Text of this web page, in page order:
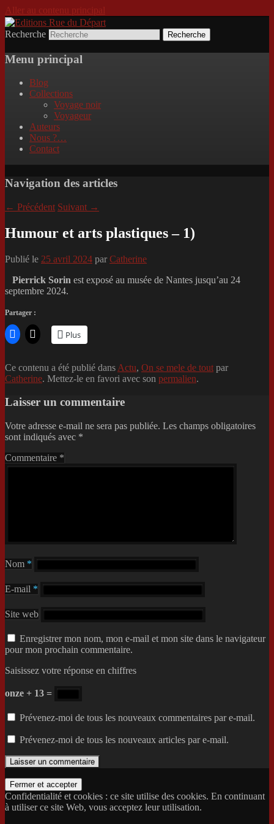
Aller au contenu principal
Editions Rue du Départ
Incitation au voyage, du roman noir au
poème.
Recherche
Menu principal
Blog
Collections
Voyage noir
Voyageur
Auteurs
Nous ?…
Contact
Navigation des articles
← Précédent Suivant →
Humour et arts plastiques – 1)
Publié le 25 avril 2024 par Catherine
Pierrick Sorin est exposé au musée de Nantes jusqu’au 24
septembre 2024.
Partager :
Plus
Ce contenu a été publié dans Actu, On se mele de tout par
Catherine. Mettez-le en favori avec son permalien.
Laisser un commentaire
Votre adresse e-mail ne sera pas publiée. Les champs obligatoires
sont indiqués avec *
Commentaire *
Nom *
E-mail *
Site web
Enregistrer mon nom, mon e-mail et mon site dans le navigateur
pour mon prochain commentaire.
Saisissez votre réponse en chiffres
onze + 13 =
Prévenez-moi de tous les nouveaux commentaires par e-mail.
Prévenez-moi de tous les nouveaux articles par e-mail.
Confidentialité et cookies : ce site utilise des cookies. En continuant
à utiliser ce site Web, vous acceptez leur utilisation.